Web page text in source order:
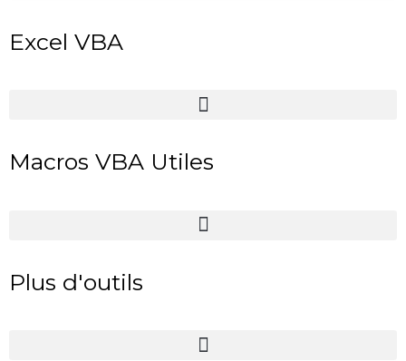
Excel VBA
Macros VBA Utiles
Plus d'outils